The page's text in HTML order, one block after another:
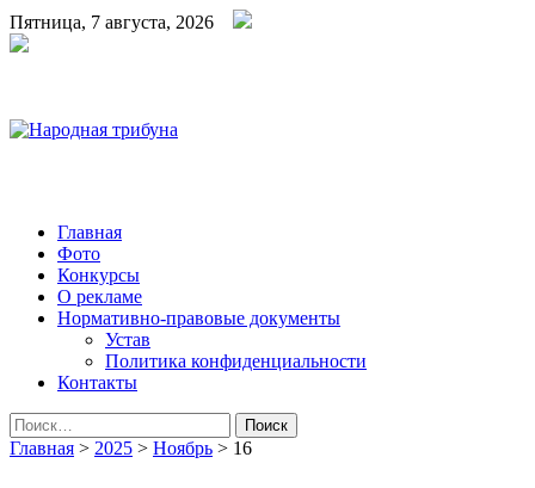
Пятница, 7 августа, 2026
Народная трибуна
Калининская районная газета
Главная
Фото
Конкурсы
О рекламе
Нормативно-правовые документы
Устав
Политика конфиденциальности
Контакты
Найти:
Главная > 2025 > Ноябрь > 16